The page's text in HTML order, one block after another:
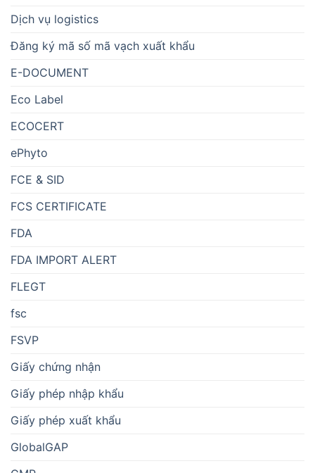
Dịch vụ logistics
Đăng ký mã số mã vạch xuất khẩu
E-DOCUMENT
Eco Label
ECOCERT
ePhyto
FCE & SID
FCS CERTIFICATE
FDA
FDA IMPORT ALERT
FLEGT
fsc
FSVP
Giấy chứng nhận
Giấy phép nhập khẩu
Giấy phép xuất khẩu
GlobalGAP